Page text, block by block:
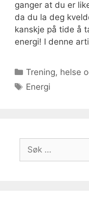
ganger at du er
da du la deg
kanskje på tide å
energi! I denne
Kategorier
Trening, helse
Stikkord
Energi
etter: